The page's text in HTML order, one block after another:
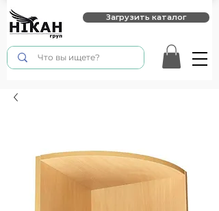
Загрузить каталог